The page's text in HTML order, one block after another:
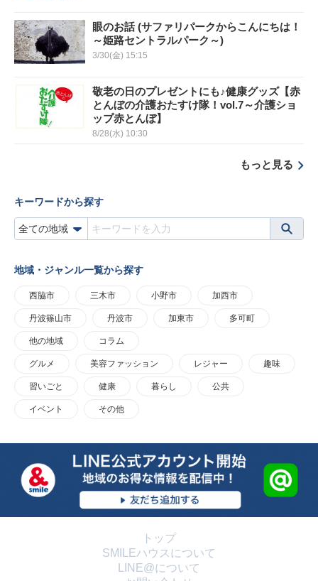
眼のお話 (サファリパークからこんにちは！
～姫路セントラルパーク～)
3/30(金) 15:15
敬老の日のプレゼントにも♪健康グッズ【赤
とんぼの介護おたすけ隊！vol.7～介護ショ
ップ赤とんぼ】
8/28(水) 10:30
もっと見る
キーワードから探す
地域・ジャンル一覧から探す
西脇市 三木市 小野市 加西市
丹波篠山市 丹波市 加東市 多可町
他の地域 コラム
グルメ 美容ファッション レジャー 趣味
習いごと 健康 暮らし 公共
イベント その他
トップ
SMILEハウスについて
LINE@について